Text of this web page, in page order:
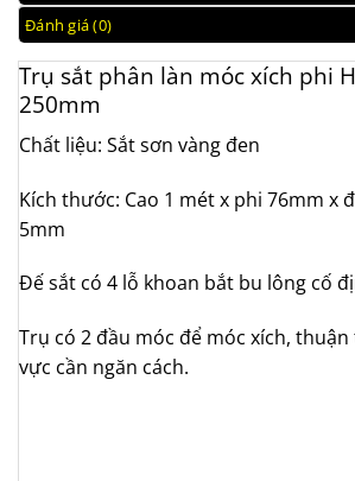
Đánh giá (0)
Trụ sắt phân làn móc xích phi
250mm
Chất liệu: Sắt sơn vàng đen
Kích thước: Cao 1 mét x phi 76mm x
5mm
Đế sắt có 4 lỗ khoan bắt bu lông cố
Trụ có 2 đầu móc để móc xích,
vực cần ngăn cách.